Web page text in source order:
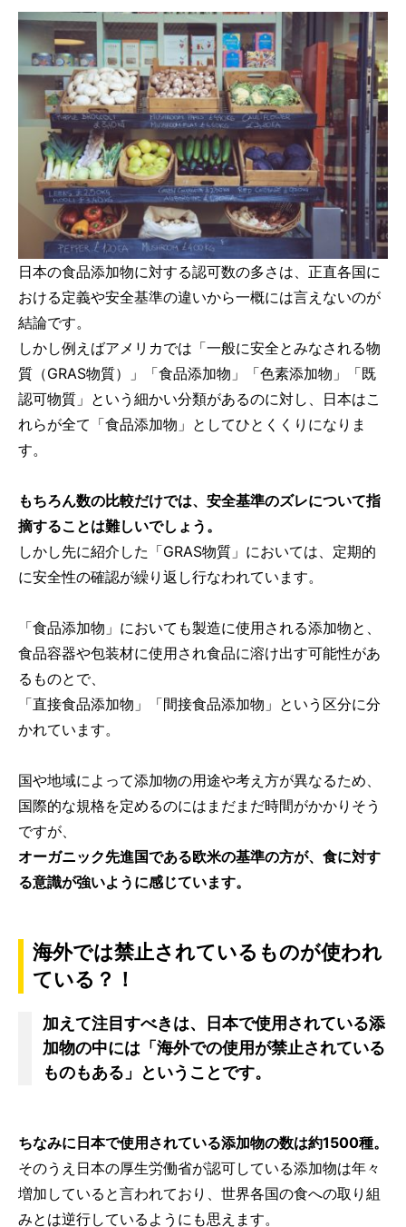
日本の食品添加物に対する認可数の多さは、正直各国に
おける定義や安全基準の違いから一概には言えないのが
結論です。
しかし例えばアメリカでは「一般に安全とみなされる物
質（GRAS物質）」「食品添加物」「色素添加物」「既
認可物質」という細かい分類があるのに対し、日本はこ
れらが全て「食品添加物」としてひとくくりになりま
す。
もちろん数の比較だけでは、安全基準のズレについて指
摘することは難しいでしょう。
しかし先に紹介した「GRAS物質」においては、定期的
に安全性の確認が繰り返し行なわれています。
「食品添加物」においても製造に使用される添加物と、
食品容器や包装材に使用され食品に溶け出す可能性があ
るものとで、
「直接食品添加物」「間接食品添加物」という区分に分
かれています。
国や地域によって添加物の用途や考え方が異なるため、
国際的な規格を定めるのにはまだまだ時間がかかりそう
ですが、
オーガニック先進国である欧米の基準の方が、食に対す
る意識が強いように感じています。
海外では禁止されているものが使われ
ている？！
加えて注目すべきは、日本で使用されている添
加物の中には「海外での使用が禁止されている
ものもある」ということです。
ちなみに日本で使用されている添加物の数は約1500種。
そのうえ日本の厚生労働省が認可している添加物は年々
増加していると言われており、世界各国の食への取り組
みとは逆行しているようにも思えます。